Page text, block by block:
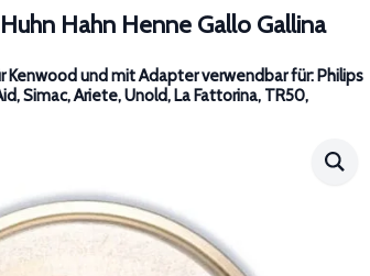
Hahn Henne Gallo Gallina
Kenwood und mit Adapter verwendbar für: Philips
Simac, Ariete, Unold, La Fattorina, TR50,